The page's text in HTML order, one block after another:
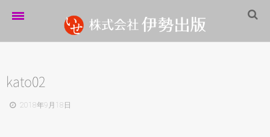
伊勢出版だより
営業案内
kato02
2018年9月18日